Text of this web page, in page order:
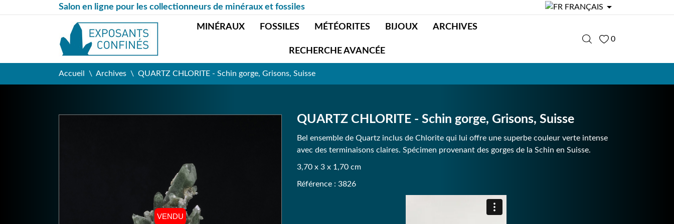
Salon en ligne pour les collectionneurs de minéraux et fossiles FRANÇAIS 
MINÉRAUX FOSSILES MÉTÉORITES BIJOUX ARCHIVES
RECHERCHE AVANCÉE
0
Accueil Archives QUARTZ CHLORITE - Schin gorge, Grisons, Suisse
VENDU
QUARTZ CHLORITE - Schin gorge, Grisons, Suisse
Bel ensemble de Quartz inclus de Chlorite qui lui offre une superbe couleur verte intense
avec des terminaisons claires. Spécimen provenant des gorges de la Schin en Suisse.
3,70 x 3 x 1,70 cm
Référence : 3826